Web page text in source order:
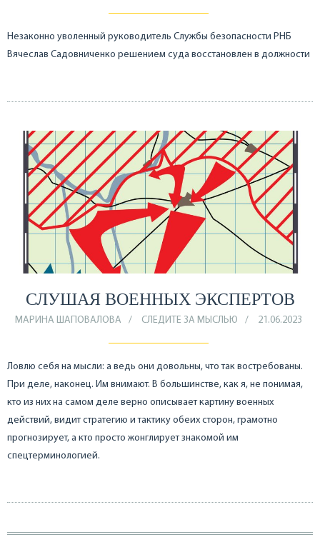
Незаконно уволенный руководитель Службы безопасности РНБ
Вячеслав Садовниченко решением суда восстановлен в должности
СЛУШАЯ ВОЕННЫХ ЭКСПЕРТОВ
МАРИНА ШАПОВАЛОВА СЛЕДИТЕ ЗА МЫСЛЬЮ 21.06.2023
Ловлю себя на мысли: а ведь они довольны, что так востребованы.
При деле, наконец. Им внимают. В большинстве, как я, не понимая,
кто из них на самом деле верно описывает картину военных
действий, видит стратегию и тактику обеих сторон, грамотно
прогнозирует, а кто просто жонглирует знакомой им
спецтерминологией.